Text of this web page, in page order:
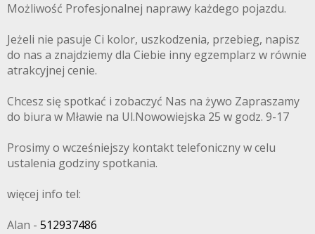
Możliwość Profesjonalnej naprawy każdego pojazdu.
Jeżeli nie pasuje Ci kolor, uszkodzenia, przebieg, napisz
do nas a znajdziemy dla Ciebie inny egzemplarz w równie
atrakcyjnej cenie.
Chcesz się spotkać i zobaczyć Nas na żywo Zapraszamy
do biura w Mławie na Ul.Nowowiejska 25 w godz. 9-17
Prosimy o wcześniejszy kontakt telefoniczny w celu
ustalenia godziny spotkania.
więcej info tel:
Alan - 512937486